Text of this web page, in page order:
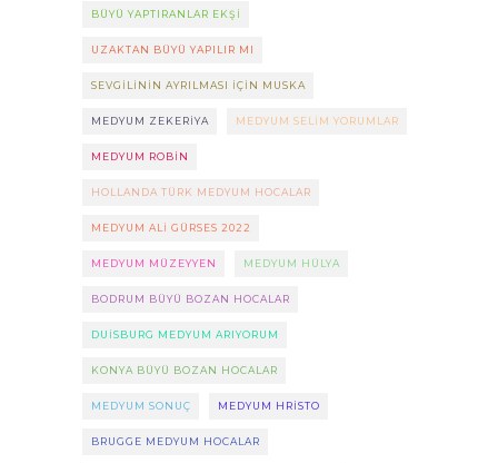
BÜYÜ YAPTIRANLAR EKŞI
UZAKTAN BÜYÜ YAPILIR MI
SEVGILININ AYRILMASI IÇIN MUSKA
MEDYUM ZEKERIYA MEDYUM SELIM YORUMLAR
MEDYUM ROBIN
HOLLANDA TÜRK MEDYUM HOCALAR
MEDYUM ALI GÜRSES 2022
MEDYUM MÜZEYYEN MEDYUM HÜLYA
BODRUM BÜYÜ BOZAN HOCALAR
DUISBURG MEDYUM ARIYORUM
KONYA BÜYÜ BOZAN HOCALAR
MEDYUM SONUÇ MEDYUM HRISTO
BRUGGE MEDYUM HOCALAR